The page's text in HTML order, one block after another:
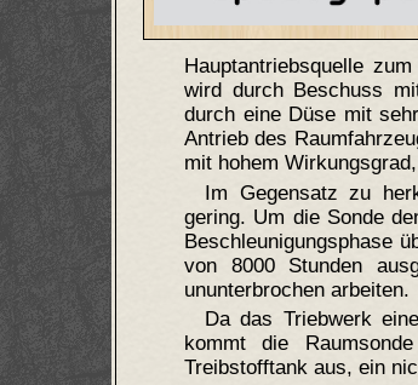
Hauptantriebsquelle
wird durch Beschuss
durch eine Düse mit
Antrieb des
mit hohem
Im Gegensatz zu
gering. Um die Sonde
Beschleunigungsphase
von 8000 Stunden
ununterbrochen arbeiten.
Da das Triebwerk
kommt die
Treibstofftank aus, ein